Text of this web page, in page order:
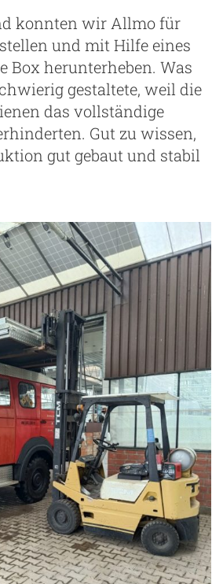
konnten wir Allmo für
und mit Hilfe eines
Box herunterheben. Was
gestaltete, weil die
das vollständige
Gut zu wissen,
gut gebaut und stabil